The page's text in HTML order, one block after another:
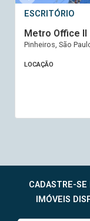
ESCRITÓRIO
Metro Office II
Pinheiros, São
LOCAÇÃO
CADASTRE-SE
IMÓVEIS